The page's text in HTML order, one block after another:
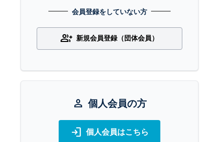
会員登録をしていない方
group_add 新規会員登録（団体会員）
person 個人会員の方
login 個人会員はこちら